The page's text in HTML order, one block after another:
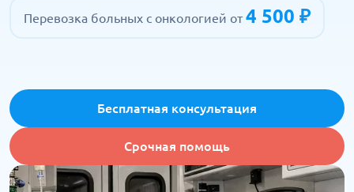
Перевозка больных с онкологией от4 500 ₽
Бесплатная консультация
Срочная помощь